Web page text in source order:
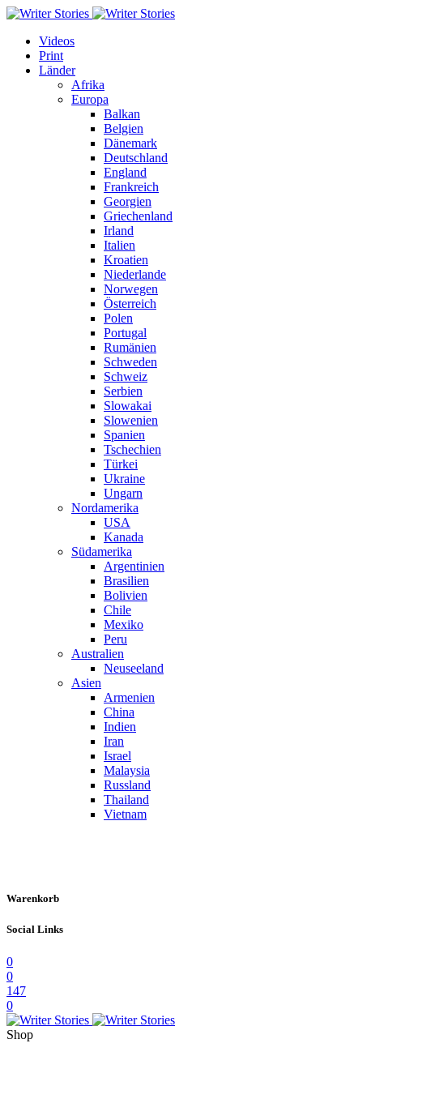
Videos
Print
Länder
Afrika
Europa
Balkan
Belgien
Dänemark
Deutschland
England
Frankreich
Georgien
Griechenland
Irland
Italien
Kroatien
Niederlande
Norwegen
Österreich
Polen
Portugal
Rumänien
Schweden
Schweiz
Serbien
Slowakai
Slowenien
Spanien
Tschechien
Türkei
Ukraine
Ungarn
Nordamerika
USA
Kanada
Südamerika
Argentinien
Brasilien
Bolivien
Chile
Mexiko
Peru
Australien
Neuseeland
Asien
Armenien
China
Indien
Iran
Israel
Malaysia
Russland
Thailand
Vietnam
Warenkorb
Social Links
0
0
147
0
Shop